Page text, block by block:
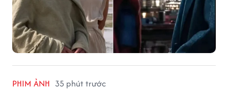
PHIM ẢNH 35 phút trước